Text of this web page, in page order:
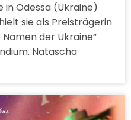
in Odessa (Ukraine)
sie als Preisträgerin
der Ukraine“
Natascha